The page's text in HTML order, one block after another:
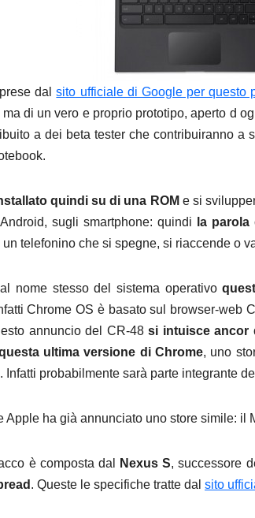
dalsito ufficiale di Google per questo
di un vero e proprio prototipo, aperto d
a dei beta tester che contribuiranno
quindi su di una ROM e si
sugli smartphone: quindi
la parola
telefonino che si spegne, si riaccende o
nome stesso del sistema operativo
Chrome OS è basato sul browser-web
annuncio del CR-48si intuisce ancor
ultima versione di Chrome, uno
Infatti probabilmente sarà parte integrante
Apple ha già annunciato uno store simile: il
è composta dal Nexus S, successore
. Queste le specifiche tratte dal sito